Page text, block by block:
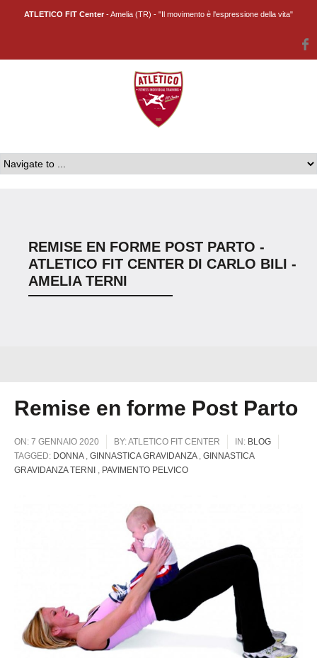
ATLETICO FIT Center - Amelia (TR) - "Il movimento è l'espressione della vita"
REMISE EN FORME POST PARTO -
ATLETICO FIT CENTER DI CARLO BILI -
AMELIA TERNI
Remise en forme Post Parto
ON: 7 GENNAIO 2020 BY:ATLETICO FIT CENTER IN: BLOG
TAGGED: DONNA, GINNASTICA GRAVIDANZA, GINNASTICA
GRAVIDANZA TERNI
, PAVIMENTO PELVICO